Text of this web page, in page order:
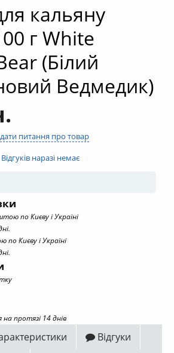
кальяну
г White
(Білий
Ведмедик)
питання про товар
Відгуків наразі немає
по Києву і Україні
Києву і Україні
протязі 14 днів
Відгуки